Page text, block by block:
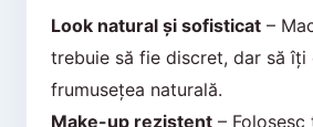
Look natural și sofisticat–
trebuie să fie discret, dar să îți
frumusețea naturală.
Make-up rezistent– Folosesc